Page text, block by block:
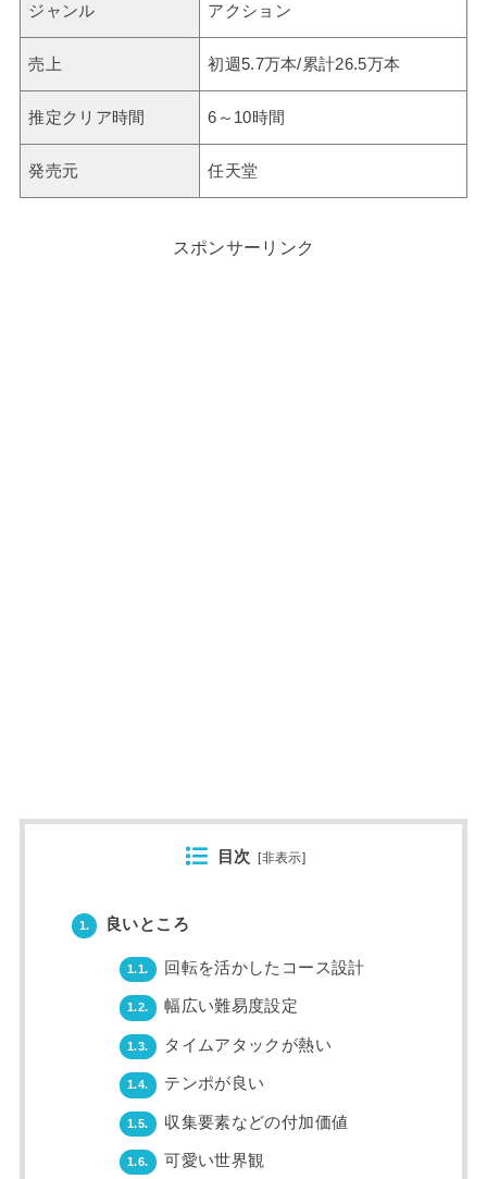
ジャンル アクション
売上 初週5.7万本/累計26.5万本
推定クリア時間 6～10時間
発売元 任天堂
スポンサーリンク
目次 [非表示]
1. 良いところ
1.1. 回転を活かしたコース設計
1.2. 幅広い難易度設定
1.3. タイムアタックが熱い
1.4. テンポが良い
1.5. 収集要素などの付加価値
1.6. 可愛い世界観